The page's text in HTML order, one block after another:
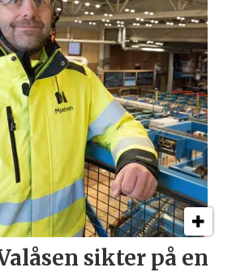
sikter på en